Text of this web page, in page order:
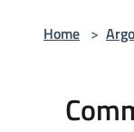
Home >